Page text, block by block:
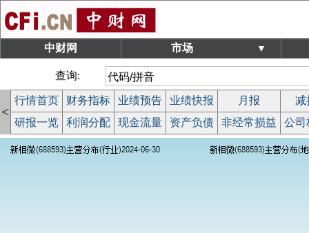
中财网 市场 ▼
查询:
<
行情首页 财务指标 业绩预告 业绩快报 月报
减
研报一览
利润分配 现金流量 资产负债 非经常损益 公司